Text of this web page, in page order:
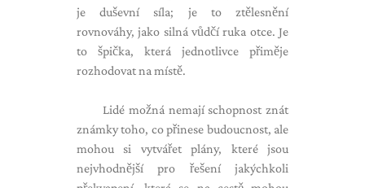
je duševní síla; je to ztělesnění
rovnováhy, jako silná vůdčí ruka otce. Je
to špička, která jednotlivce přiměje
rozhodovat na místě.
Lidé možná nemají schopnost znát
známky toho, co přinese budoucnost, ale
mohou si vytvářet plány, které jsou
nejvhodnější pro řešení jakýchkoli